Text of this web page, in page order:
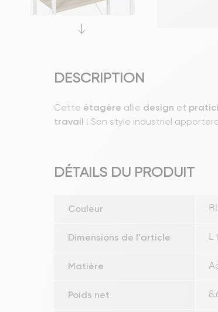
DESCRIPTION
Cette étagère allie design et
travail ! Son style industriel
DÉTAILS DU PRODUIT
Couleur
Dimensions de l'article L
Matière
Poids net